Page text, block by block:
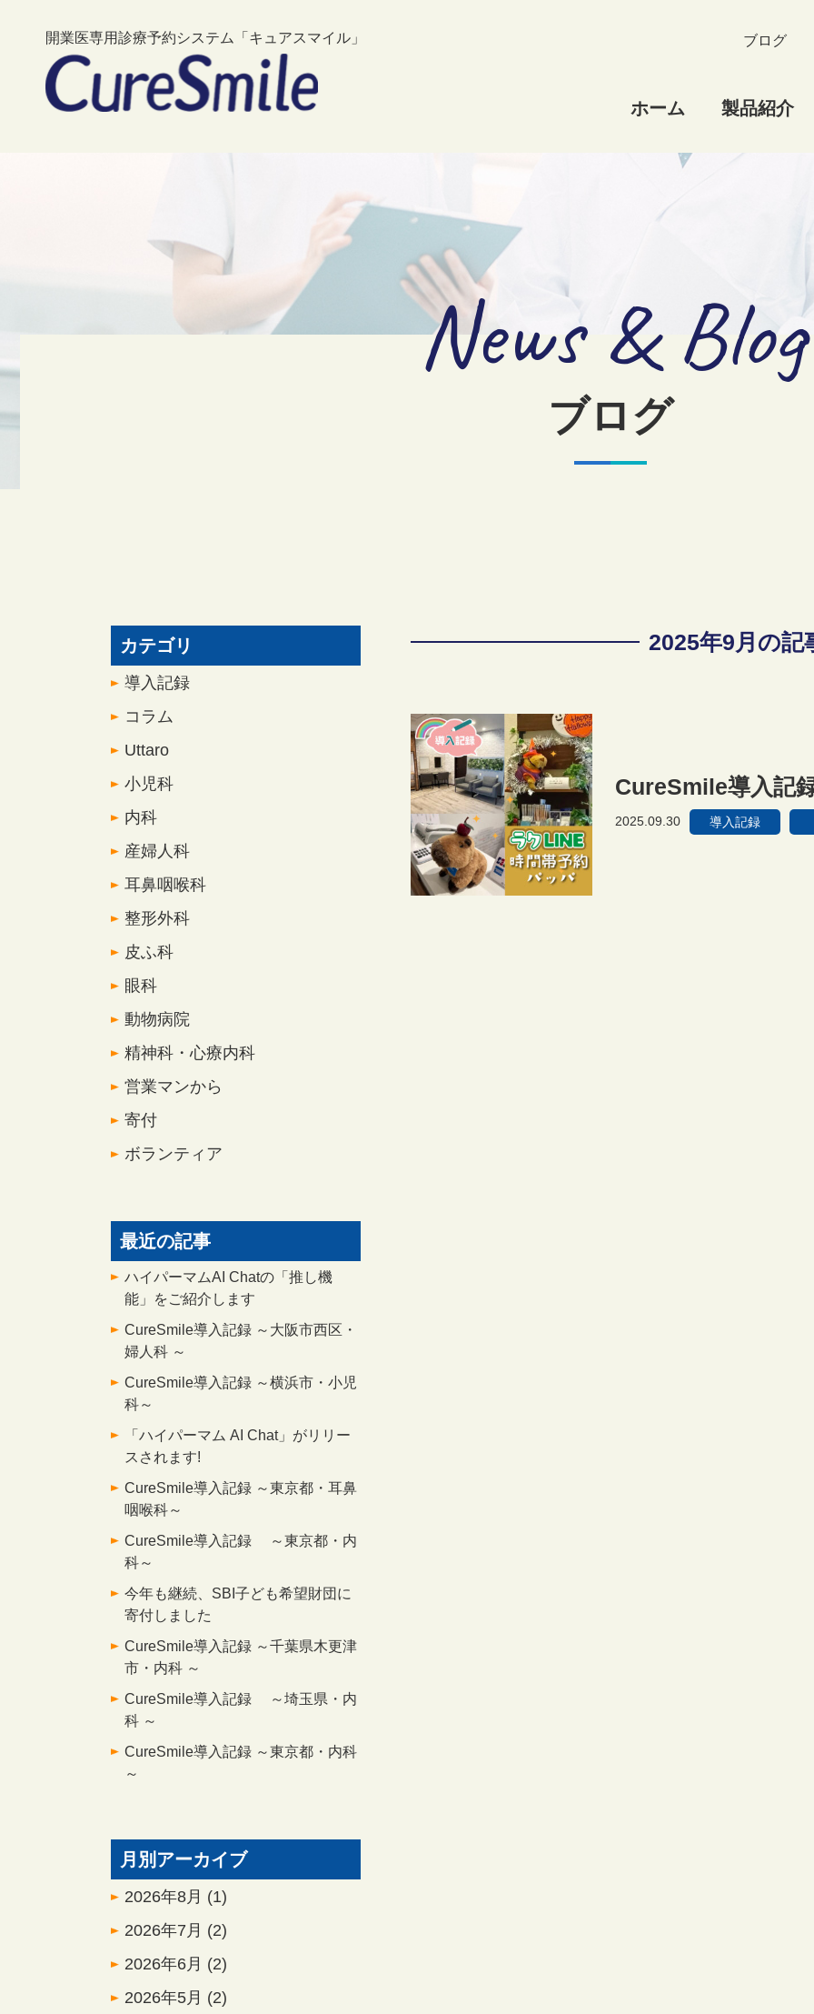
開業医専用診療予約システム「キュアスマイル」
ホーム 製品紹介
ブログ
ブログ
News & Blog
2025年9月の記
CureSmile導入記
2025.09.30 導入記録
カテゴリ
導入記録
コラム
Uttaro
小児科
内科
産婦人科
耳鼻咽喉科
整形外科
皮ふ科
眼科
動物病院
精神科・心療内科
営業マンから
寄付
ボランティア
最近の記事
ハイパーマムAI Chatの「推し機
能」をご紹介します
CureSmile導入記録 ～大阪市西区・
婦人科 ～
CureSmile導入記録 ～横浜市・小児
科～
「ハイパーマム AI Chat」がリリー
スされます!
CureSmile導入記録 ～東京都・耳鼻
咽喉科～
CureSmile導入記録 ～東京都・内
科～
今年も継続、SBI子ども希望財団に
寄付しました
CureSmile導入記録 ～千葉県木更津
市・内科 ～
CureSmile導入記録 ～埼玉県・内
科 ～
CureSmile導入記録 ～東京都・内科
～
月別アーカイブ
2026年8月 (1)
2026年7月 (2)
2026年6月 (2)
2026年5月 (2)